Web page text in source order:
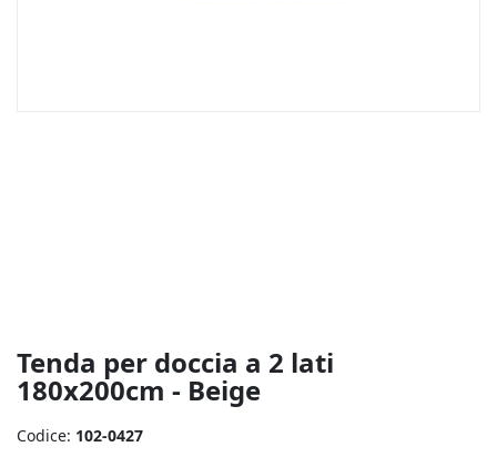
Tenda per doccia a 2 lati
180x200cm - Beige
Codice: 102-0427